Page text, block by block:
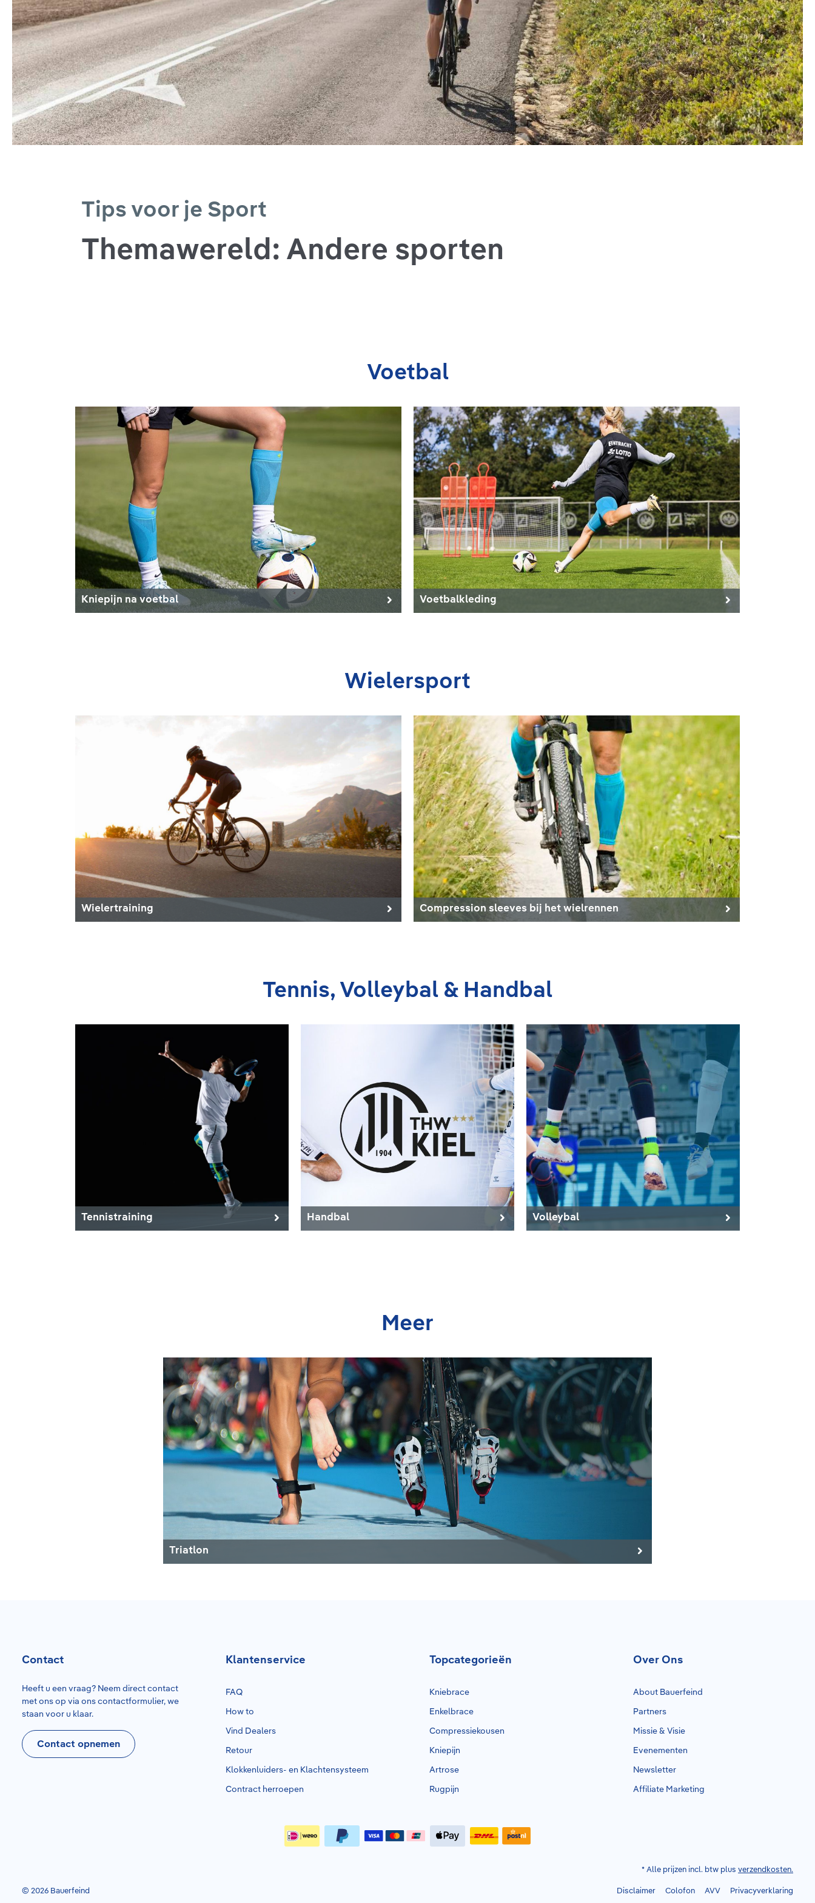
Tips voor je Sport
Themawereld: Andere sporten
Voetbal
Kniepijn na voetbal Voetbalkleding
Wielersport
Wielertraining Compression sleeves bij het wielrennen
Tennis, Volleybal & Handbal
Tennistraining Handbal Volleybal
Meer
Triatlon
Contact
Heeft u een vraag? Neem direct contact
met ons op via ons contactformulier, we
staan voor u klaar.
Contact opnemen
Klantenservice
FAQ
How to
Vind Dealers
Retour
Klokkenluiders- en Klachtensysteem
Contract herroepen
Topcategorieën
Kniebrace
Enkelbrace
Compressiekousen
Kniepijn
Artrose
Rugpijn
Over Ons
About Bauerfeind
Partners
Missie & Visie
Evenementen
Newsletter
Affiliate Marketing
* Alle prijzen incl. btw plus verzendkosten.
© 2026 Bauerfeind Disclaimer Colofon AVV Privacyverklaring